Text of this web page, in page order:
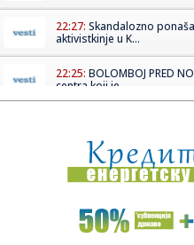
22:27: Skandalozno
aktivistkinje u K...
22:25: BOLOMBOJ PRED
centra koji je ...
22:20:Grozna vest za
22:17:Novi DSS osuđuje